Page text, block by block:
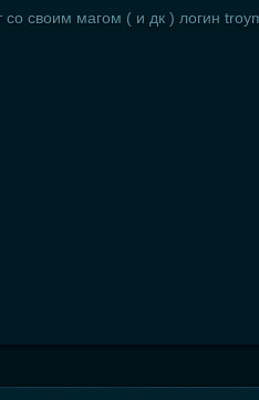
со своим магом ( и дк ) логин